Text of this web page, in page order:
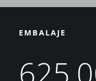
EMBALAJE